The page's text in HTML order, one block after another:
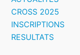
CROSS 2025
INSCRIPTIONS
RESULTATS